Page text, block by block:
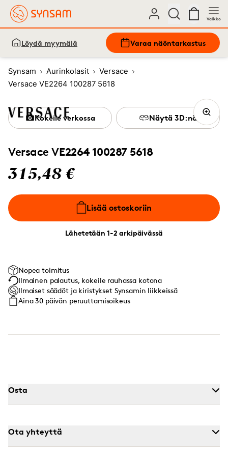
Valikko
Löydä myymälä Varaa näöntarkastus
Synsam Aurinkolasit
Versace
Versace VE2264 100287 5618
Versace VE2264 100287 5618
315,48 €
Lisää ostoskoriin
Lähetetään 1-2 arkipäivässä
Kokeile verkossa Näytä 3D:nä
Nopea toimitus
Ilmainen palautus, kokeile rauhassa kotona
Ilmaiset säädöt ja kiristykset Synsamin liikkeissä
Aina 30 päivän peruuttamisoikeus
Osta
Ota yhteyttä